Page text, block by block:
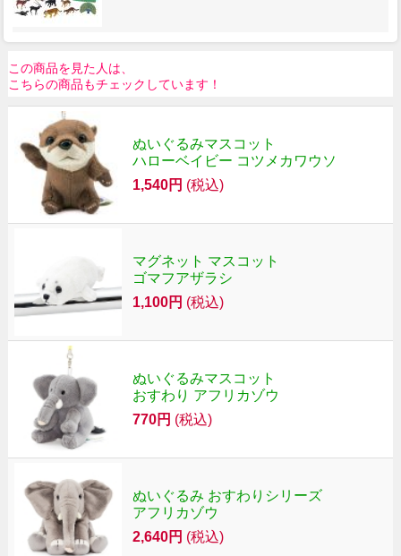
この商品を見た人は、
こちらの商品もチェックしています！
ぬいぐるみマスコット
ハローベイビー コツメカワウソ
1,540円 (税込)
マグネット マスコット
ゴマフアザラシ
1,100円 (税込)
ぬいぐるみマスコット
おすわり アフリカゾウ
770円 (税込)
ぬいぐるみ おすわりシリーズ
アフリカゾウ
2,640円 (税込)